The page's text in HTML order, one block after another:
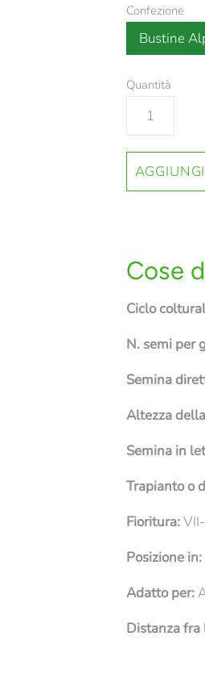
Confezione
Bustine
Quantità
Cose
Ciclo
N. semi per
Semina
Altezza
Semina in
Trapianto o
Fioritura:
Posizione in:
Adatto per:
Distanza fra